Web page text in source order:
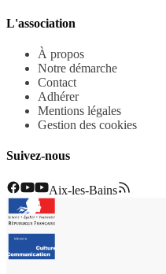
L'association
À propos
Notre démarche
Contact
Adhérer
Mentions légales
Gestion des cookies
Suivez-nous
Aix-les-Bains